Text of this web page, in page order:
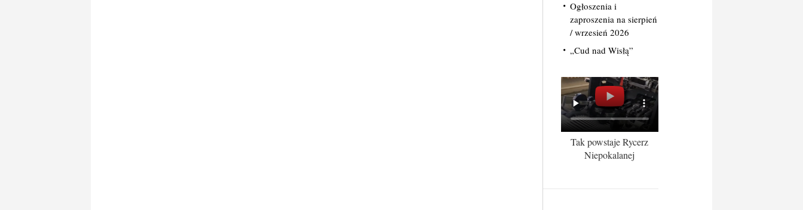
Ogłoszenia i
zaproszenia na sierpień
/ wrzesień 2026
„Cud nad Wisłą”
Tak powstaje Rycerz
Niepokalanej